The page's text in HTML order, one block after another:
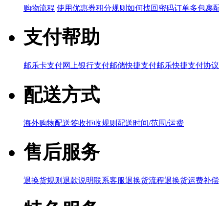
购物流程 使用优惠券积分规则 如何找回密码订单多包裹
支付帮助
邮乐卡支付网上银行支付邮储快捷支付邮乐快捷支付协议
配送方式
海外购物配送签收拒收规则 配送时间/范围/运费
售后服务
退换货规则 退款说明联系客服退换货流程退换货运费补